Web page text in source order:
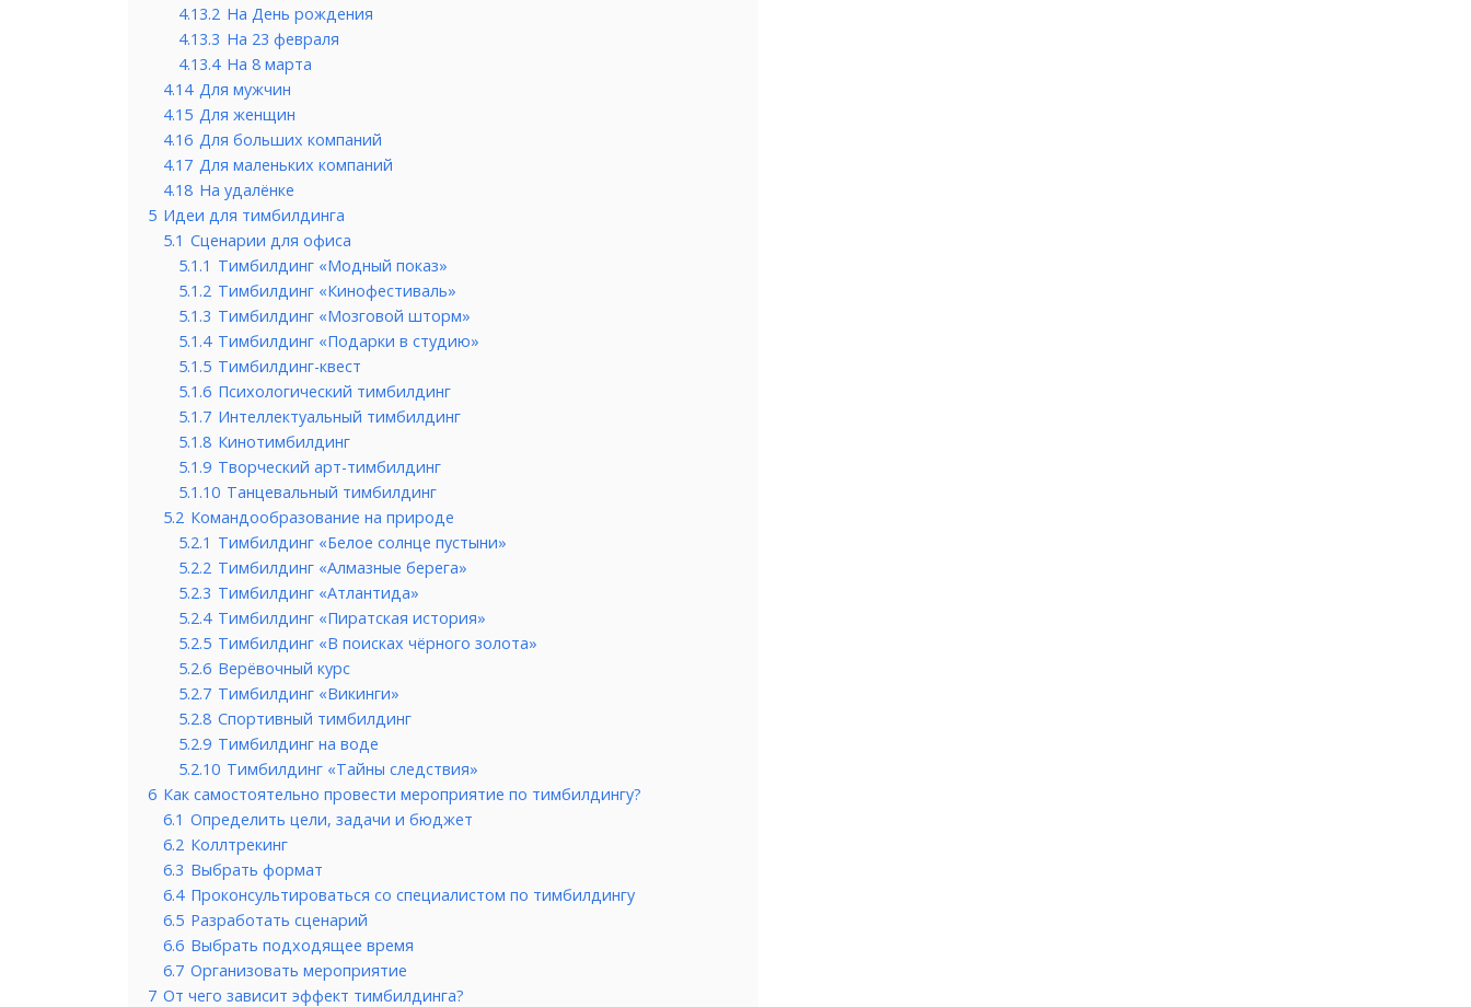
4.13.2 На День рождения
4.13.3 На 23 февраля
4.13.4 На 8 марта
4.14 Для мужчин
4.15 Для женщин
4.16 Для больших компаний
4.17 Для маленьких компаний
4.18 На удалёнке
5 Идеи для тимбилдинга
5.1 Сценарии для офиса
5.1.1 Тимбилдинг «Модный показ»
5.1.2 Тимбилдинг «Кинофестиваль»
5.1.3 Тимбилдинг «Мозговой шторм»
5.1.4 Тимбилдинг «Подарки в студию»
5.1.5 Тимбилдинг-квест
5.1.6 Психологический тимбилдинг
5.1.7 Интеллектуальный тимбилдинг
5.1.8 Кинотимбилдинг
5.1.9 Творческий арт-тимбилдинг
5.1.10 Танцевальный тимбилдинг
5.2 Командообразование на природе
5.2.1 Тимбилдинг «Белое солнце пустыни»
5.2.2 Тимбилдинг «Алмазные берега»
5.2.3 Тимбилдинг «Атлантида»
5.2.4 Тимбилдинг «Пиратская история»
5.2.5 Тимбилдинг «В поисках чёрного золота»
5.2.6 Верёвочный курс
5.2.7 Тимбилдинг «Викинги»
5.2.8 Спортивный тимбилдинг
5.2.9 Тимбилдинг на воде
5.2.10 Тимбилдинг «Тайны следствия»
6 Как самостоятельно провести мероприятие по тимбилдингу?
6.1 Определить цели, задачи и бюджет
6.2 Коллтрекинг
6.3 Выбрать формат
6.4 Проконсультироваться со специалистом по тимбилдингу
6.5 Разработать сценарий
6.6 Выбрать подходящее время
6.7 Организовать мероприятие
7 От чего зависит эффект тимбилдинга?